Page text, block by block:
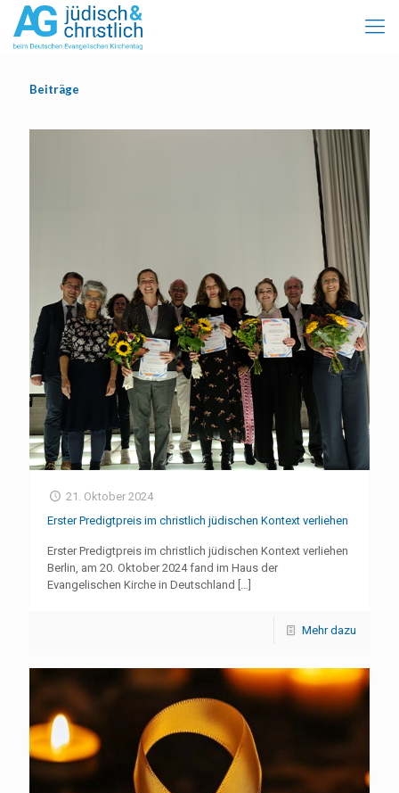
Beiträge
21. Oktober 2024
Erster Predigtpreis im christlich jüdischen Kontext verliehen
Erster Predigtpreis im christlich jüdischen Kontext verliehen
Berlin, am 20. Oktober 2024 fand im Haus der
Evangelischen Kirche in Deutschland […]
Mehr dazu